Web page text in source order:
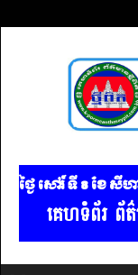
ថ្ងៃ សៅរ៍ ទី 8​ ខែ សីហ
គេហទំព័រ ព័ត៌